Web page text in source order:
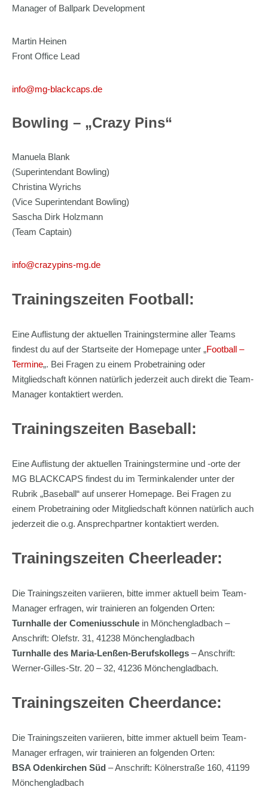
Manager of Ballpark Development
Martin Heinen
Front Office Lead
info@mg-blackcaps.de
Bowling – „Crazy Pins“
Manuela Blank
(Superintendant Bowling)
Christina Wyrichs
(Vice Superintendant Bowling)
Sascha Dirk Holzmann
(Team Captain)
info@crazypins-mg.de
Trainingszeiten Football:
Eine Auflistung der aktuellen Trainingstermine aller Teams
findest du auf der Startseite der Homepage unter „Football –
Termine„. Bei Fragen zu einem Probetraining oder
Mitgliedschaft können natürlich jederzeit auch direkt die Team-
Manager kontaktiert werden.
Trainingszeiten Baseball:
Eine Auflistung der aktuellen Trainingstermine und -orte der
MG BLACKCAPS findest du im Terminkalender unter der
Rubrik „Baseball“ auf unserer Homepage. Bei Fragen zu
einem Probetraining oder Mitgliedschaft können natürlich auch
jederzeit die o.g. Ansprechpartner kontaktiert werden.
Trainingszeiten Cheerleader:
Die Trainingszeiten variieren, bitte immer aktuell beim Team-
Manager erfragen, wir trainieren an folgenden Orten:
Turnhalle der Comeniusschule in Mönchengladbach –
Anschrift: Olefstr. 31, 41238 Mönchengladbach
Turnhalle des Maria-Lenßen-Berufskollegs – Anschrift:
Werner-Gilles-Str. 20 – 32, 41236 Mönchengladbach.
Trainingszeiten Cheerdance:
Die Trainingszeiten variieren, bitte immer aktuell beim Team-
Manager erfragen, wir trainieren an folgenden Orten:
BSA Odenkirchen Süd – Anschrift: Kölnerstraße 160, 41199
Mönchengladbach